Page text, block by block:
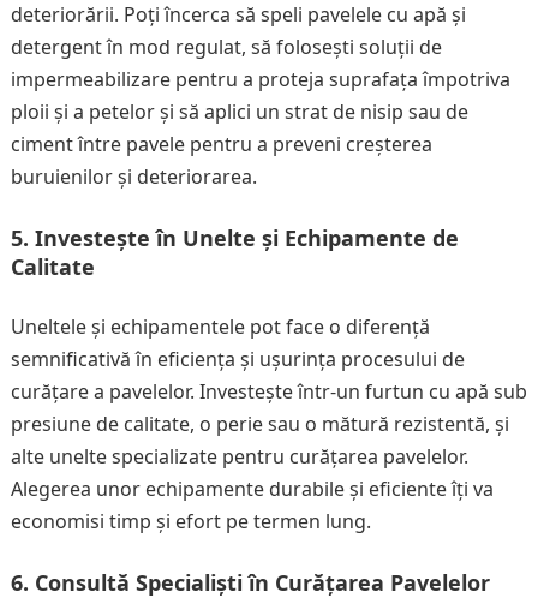
deteriorării. Poți încerca să speli pavelele cu apă și
detergent în mod regulat, să folosești soluții de
impermeabilizare pentru a proteja suprafața împotriva
ploii și a petelor și să aplici un strat de nisip sau de
ciment între pavele pentru a preveni creșterea
buruienilor și deteriorarea.
5. Investește în Unelte și Echipamente de
Calitate
Uneltele și echipamentele pot face o diferență
semnificativă în eficiența și ușurința procesului de
curățare a pavelelor. Investește într-un furtun cu apă sub
presiune de calitate, o perie sau o mătură rezistentă, și
alte unelte specializate pentru curățarea pavelelor.
Alegerea unor echipamente durabile și eficiente îți va
economisi timp și efort pe termen lung.
6. Consultă Specialiști în Curățarea Pavelelor